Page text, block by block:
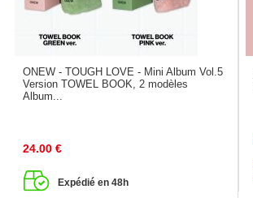
ONEW - TOUGH LOVE - Mini Album Vol.5
Version TOWEL BOOK, 2 modèles
Album...
24.00 €
Expédié en 48h